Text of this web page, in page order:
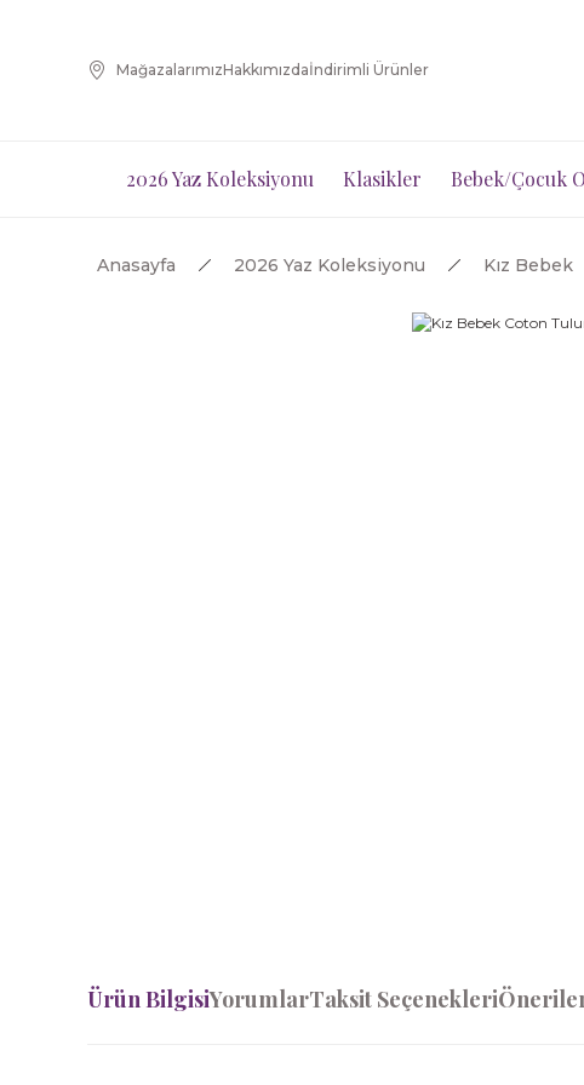
MağazalarımızHakkımızdaİndirimli Ürünler
2026 Yaz Koleksiyonu Klasikler Bebek/Çocuk
Anasayfa 2026 Yaz Koleksiyonu Kız Bebek
Ürün BilgisiYorumlarTaksit Seçenekleri